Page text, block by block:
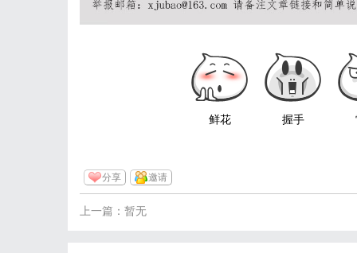
鲜花 握手
分享 邀请
上一篇：暂无